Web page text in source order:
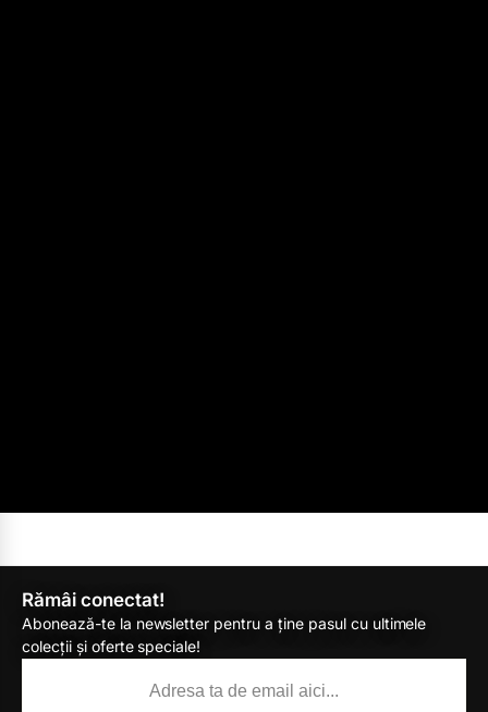
Rămâi conectat!
Abonează-te la newsletter pentru a ține pasul cu ultimele
colecții și oferte speciale!